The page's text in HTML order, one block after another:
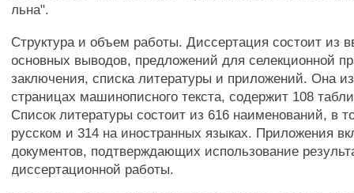
льна".
Структура и объем работы. Диссертация состоит из
основных выводов, предложений для селекционной
заключения, списка литературы и приложений. Она
страницах машинописного текста, содержит 108
Список литературы состоит из 616 наименований, в
русском и 314 на иностранных языках. Приложения
документов, подтверждающих использование
диссертационной работы.